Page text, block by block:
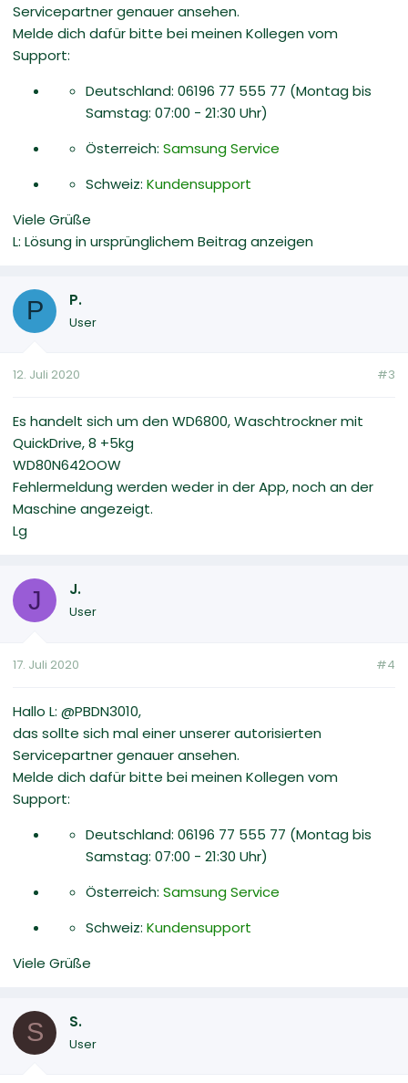
Servicepartner genauer ansehen.
Melde dich dafür bitte bei meinen Kollegen vom
Support:
Deutschland: 06196 77 555 77 (Montag bis
Samstag: 07:00 - 21:30 Uhr)
Österreich: Samsung Service
Schweiz: Kundensupport
Viele Grüße
L: Lösung in ursprünglichem Beitrag anzeigen
P P.
User
12. Juli 2020 #3
Es handelt sich um den WD6800, Waschtrockner mit
QuickDrive, 8 +5kg
WD80N642OOW
Fehlermeldung werden weder in der App, noch an der
Maschine angezeigt.
Lg
J J.
User
17. Juli 2020 #4
Hallo L: @PBDN3010,
das sollte sich mal einer unserer autorisierten
Servicepartner genauer ansehen.
Melde dich dafür bitte bei meinen Kollegen vom
Support:
Deutschland: 06196 77 555 77 (Montag bis
Samstag: 07:00 - 21:30 Uhr)
Österreich: Samsung Service
Schweiz: Kundensupport
Viele Grüße
S S.
User